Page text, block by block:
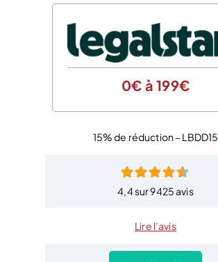
0€ à 199€
15% de réduction – LBDD15
4,4 sur 9425 avis
Lire l’avis